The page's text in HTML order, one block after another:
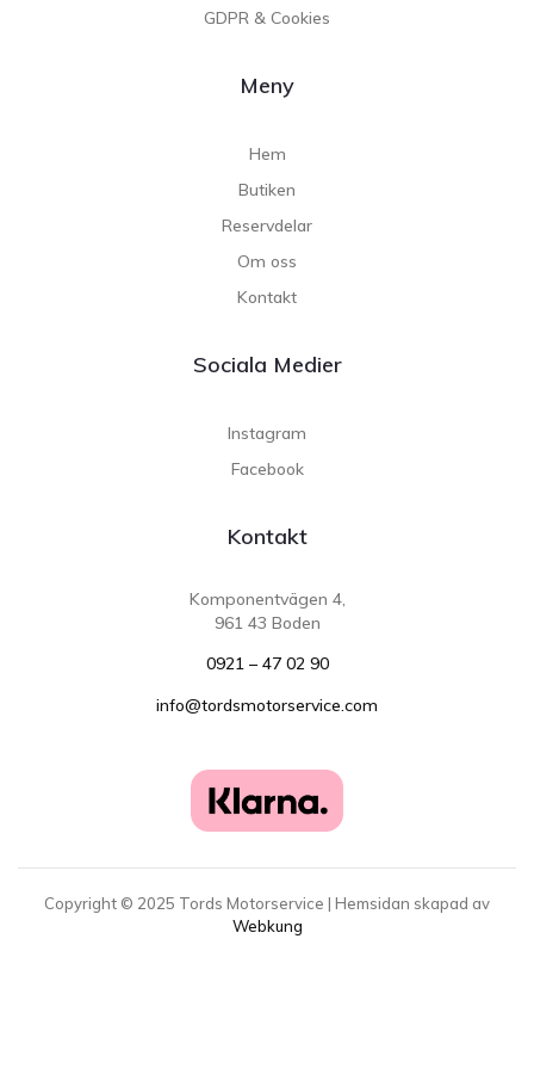
GDPR & Cookies
Meny
Hem
Butiken
Reservdelar
Om oss
Kontakt
Sociala Medier
Instagram
Facebook
Kontakt
Komponentvägen 4,
961 43 Boden
0921 – 47 02 90
info@tordsmotorservice.com
Copyright © 2025 Tords Motorservice | Hemsidan skapad av
Webkung